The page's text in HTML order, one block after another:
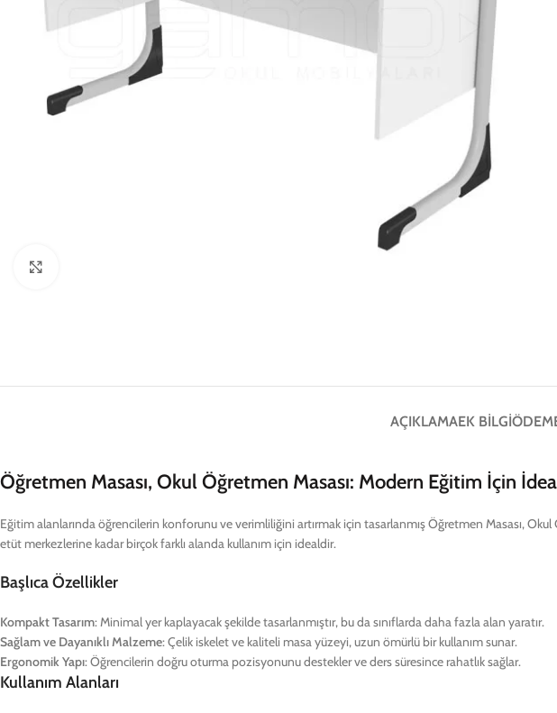
AÇIKLAMAEK BILGI
Öğretmen Masası, Okul Öğretmen Masası: Modern Eğitim İçin
Eğitim alanlarında öğrencilerin konforunu ve verimliliğini artırmak için tasarlanmış Öğretmen Masası,
etüt merkezlerine kadar birçok farklı alanda kullanım için idealdir.
Başlıca Özellikler
Kompakt Tasarım: Minimal yer kaplayacak şekilde tasarlanmıştır, bu da sınıflarda daha fazla alan yaratır.
Sağlam ve Dayanıklı Malzeme: Çelik iskelet ve kaliteli masa yüzeyi, uzun ömürlü bir kullanım sunar.
Ergonomik Yapı: Öğrencilerin doğru oturma pozisyonunu destekler ve ders süresince rahatlık sağlar.
Kullanım Alanları